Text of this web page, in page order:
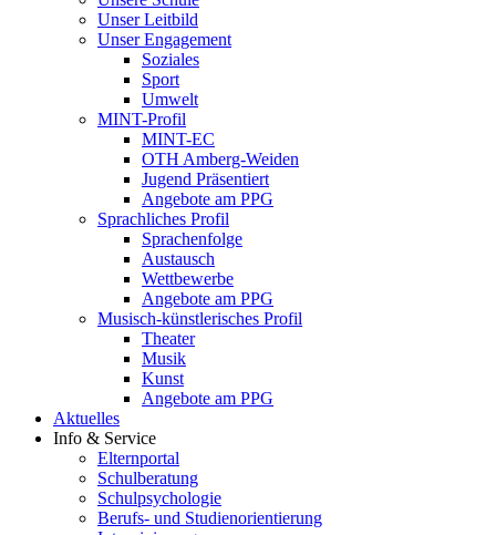
Unser Leitbild
Unser Engagement
Soziales
Sport
Umwelt
MINT-Profil
MINT-EC
OTH Amberg-Weiden
Jugend Präsentiert
Angebote am PPG
Sprachliches Profil
Sprachenfolge
Austausch
Wettbewerbe
Angebote am PPG
Musisch-künstlerisches Profil
Theater
Musik
Kunst
Angebote am PPG
Aktuelles
Info & Service
Elternportal
Schulberatung
Schulpsychologie
Berufs- und Studienorientierung